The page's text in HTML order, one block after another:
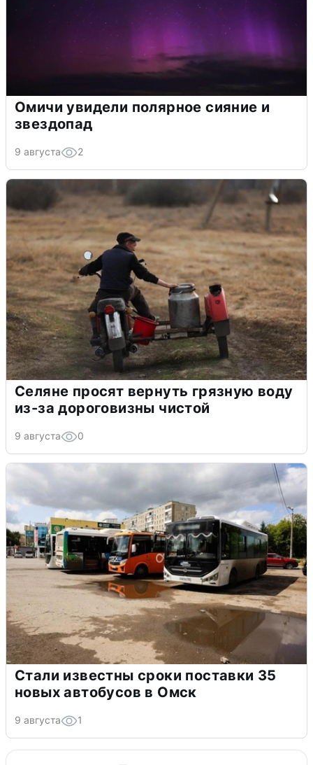
Омичи увидели полярное сияние и
звездопад
9 августа 2
Селяне просят вернуть грязную воду
из-за дороговизны чистой
9 августа 0
Стали известны сроки поставки 35
новых автобусов в Омск
9 августа 1